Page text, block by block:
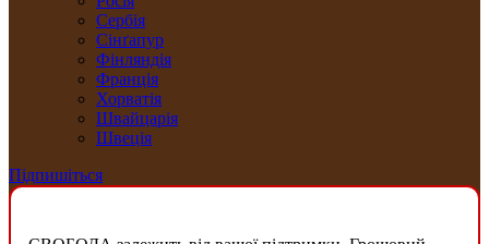
Сербія
Сінґапур
Фінляндія
Франція
Хорватія
Швайцарія
Швеція
Підпишіться